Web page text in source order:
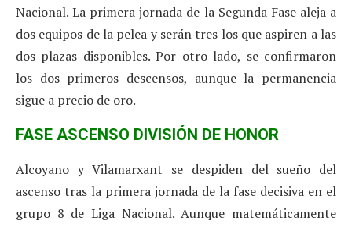
Nacional. La primera jornada de la Segunda Fase aleja a
dos equipos de la pelea y serán tres los que aspiren a las
dos plazas disponibles. Por otro lado, se confirmaron
los dos primeros descensos, aunque la permanencia
sigue a precio de oro.
FASE ASCENSO DIVISIÓN DE HONOR
Alcoyano y Vilamarxant se despiden del sueño del
ascenso tras la primera jornada de la fase decisiva en el
grupo 8 de Liga Nacional. Aunque matemáticamente